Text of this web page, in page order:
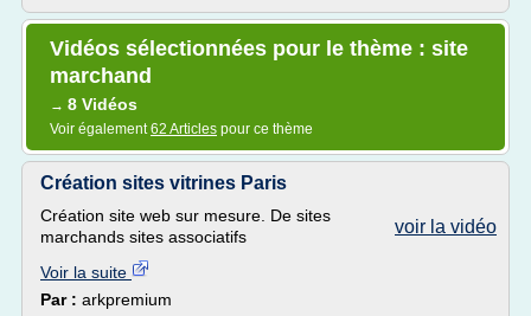
Vidéos sélectionnées pour le thème : site
marchand
→ 8 Vidéos
Voir également62 Articles pour ce thème
Création sites vitrines Paris
voir la vidéo
Création site web sur mesure. De sites
marchands sites associatifs
Voir la suite
Par : arkpremium